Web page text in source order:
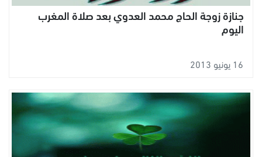
جنازة زوجة الحاج محمد العدوي بعد صلاة المغرب
اليوم
16 يونيو 2013